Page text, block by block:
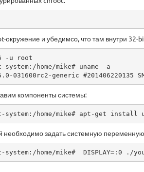
окружение и убедимсо, что там внутри 32-
-u root
home/mike# uname -a
031600rc2-generic #201406220135
компоненты системы:
system:/home/mike# apt-get install
задать системную переменную
home/mike#  DISPLAY=:0 ./